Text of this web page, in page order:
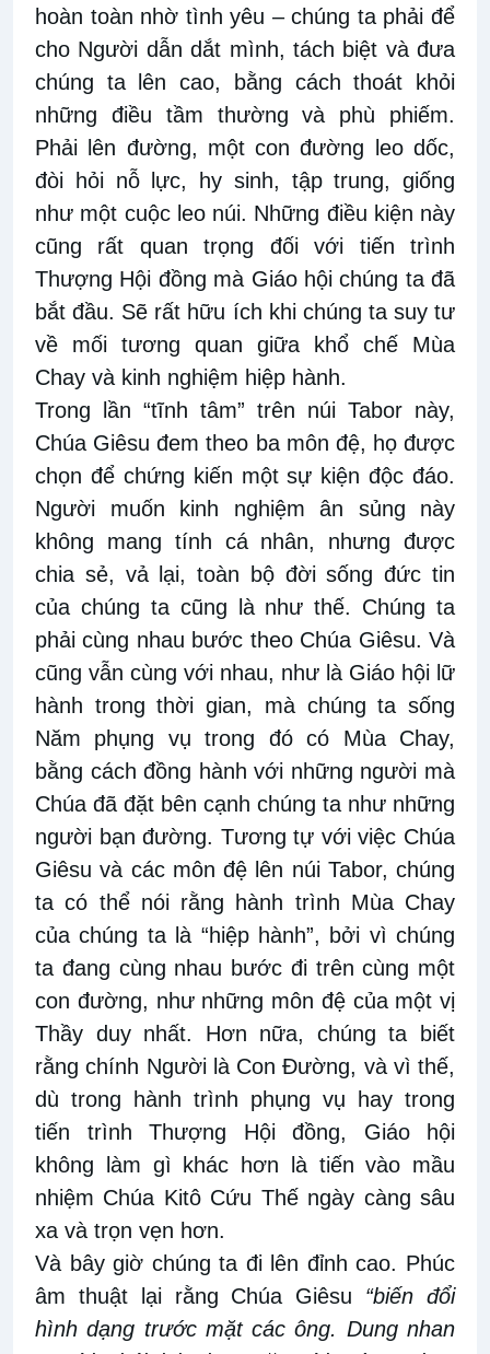
hoàn toàn nhờ tình yêu – chúng ta phải để
cho Người dẫn dắt mình, tách biệt và đưa
chúng ta lên cao, bằng cách thoát khỏi
những điều tầm thường và phù phiếm.
Phải lên đường, một con đường leo dốc,
đòi hỏi nỗ lực, hy sinh, tập trung, giống
như một cuộc leo núi. Những điều kiện này
cũng rất quan trọng đối với tiến trình
Thượng Hội đồng mà Giáo hội chúng ta đã
bắt đầu. Sẽ rất hữu ích khi chúng ta suy tư
về mối tương quan giữa khổ chế Mùa
Chay và kinh nghiệm hiệp hành.
Trong lần “tĩnh tâm” trên núi Tabor này,
Chúa Giêsu đem theo ba môn đệ, họ được
chọn để chứng kiến một sự kiện độc đáo.
Người muốn kinh nghiệm ân sủng này
không mang tính cá nhân, nhưng được
chia sẻ, vả lại, toàn bộ đời sống đức tin
của chúng ta cũng là như thế. Chúng ta
phải cùng nhau bước theo Chúa Giêsu. Và
cũng vẫn cùng với nhau, như là Giáo hội lữ
hành trong thời gian, mà chúng ta sống
Năm phụng vụ trong đó có Mùa Chay,
bằng cách đồng hành với những người mà
Chúa đã đặt bên cạnh chúng ta như những
người bạn đường. Tương tự với việc Chúa
Giêsu và các môn đệ lên núi Tabor, chúng
ta có thể nói rằng hành trình Mùa Chay
của chúng ta là “hiệp hành”, bởi vì chúng
ta đang cùng nhau bước đi trên cùng một
con đường, như những môn đệ của một vị
Thầy duy nhất. Hơn nữa, chúng ta biết
rằng chính Người là Con Đường, và vì thế,
dù trong hành trình phụng vụ hay trong
tiến trình Thượng Hội đồng, Giáo hội
không làm gì khác hơn là tiến vào mầu
nhiệm Chúa Kitô Cứu Thế ngày càng sâu
xa và trọn vẹn hơn.
Và bây giờ chúng ta đi lên đỉnh cao. Phúc
âm thuật lại rằng Chúa Giêsu “biến đổi
hình dạng trước mặt các ông. Dung nhan